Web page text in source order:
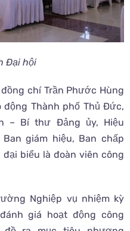
Đại hội
chí Trần Phước Hùng
động Thành phố Thủ Đức,
– Bí thư Đảng ủy, Hiệu
giám hiệu, Ban chấp
biểu là đoàn viên công
Nghiệp vụ nhiệm kỳ
giá hoạt động công